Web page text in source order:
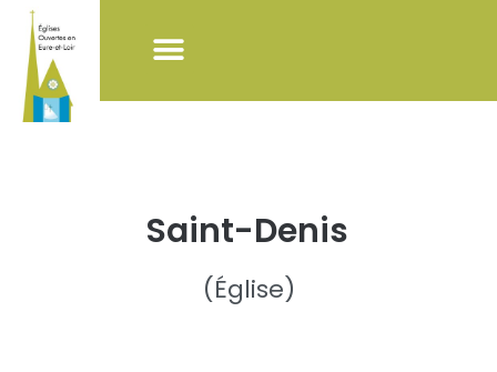
Saint-Denis
(Église)